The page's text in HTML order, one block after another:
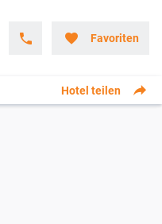
Favoriten
Hotel teilen